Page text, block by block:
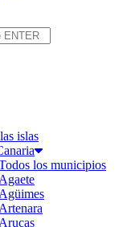
islas
los municipios
Agaete
Agüimes
Artenara
Arucas